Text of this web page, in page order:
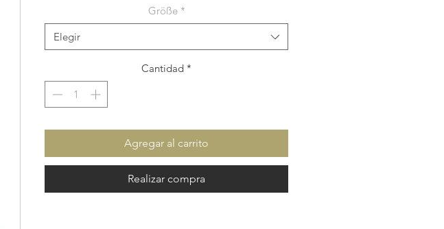
Größe *
Elegir
Cantidad *
Agregar al carrito
Realizar compra